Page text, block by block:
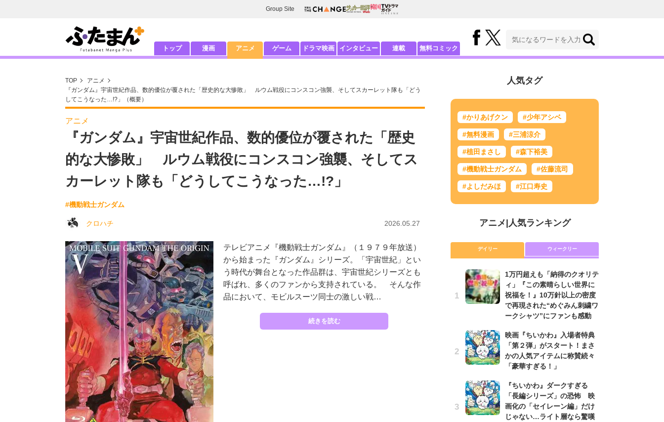
Group Site
トップ 漫画 アニメ ゲーム ドラマ映画 インタビュー 連載 無料コミック
TOP
アニメ
『ガンダム』宇宙世紀作品、数的優位が覆された「歴史的な大惨敗」 ルウム戦役にコンスコン強襲、そしてスカーレット隊も「どう
してこうなった…!?」（概要）
アニメ
『ガンダム』宇宙世紀作品、数的優位が覆された「歴史
的な大惨敗」 ルウム戦役にコンスコン強襲、そしてス
カーレット隊も「どうしてこうなった…!?」
#機動戦士ガンダム
クロハチ 2026.05.27
テレビアニメ『機動戦士ガンダム』（１９７９年放送）
から始まった『ガンダム』シリーズ。「宇宙世紀」とい
う時代が舞台となった作品群は、宇宙世紀シリーズとも
呼ばれ、多くのファンから支持されている。 そんな作
品において、モビルスーツ同士の激しい戦…
続きを読む
人気タグ
#かりあげクン #少年アシベ
#無料漫画 #三浦涼介
#植田まさし #森下裕美
#機動戦士ガンダム #佐藤流司
#よしだみほ #江口寿史
アニメ| 人気ランキング
デイリー ウィークリー
1万円超えも「納得のクオリテ
ィ」『この素晴らしい世界に
祝福を！』10万針以上の密度
で再現された“めぐみん刺繍ワ
ークシャツ”にファンも感動
映画『ちいかわ』入場者特典
「第２弾」がスタート！まさ
かの人気アイテムに称賛続々
「豪華すぎる！」
『ちいかわ』ダークすぎる
「長編シリーズ」の恐怖 映
画化の「セイレーン編」だけ
じゃない…ライト層なら驚嘆